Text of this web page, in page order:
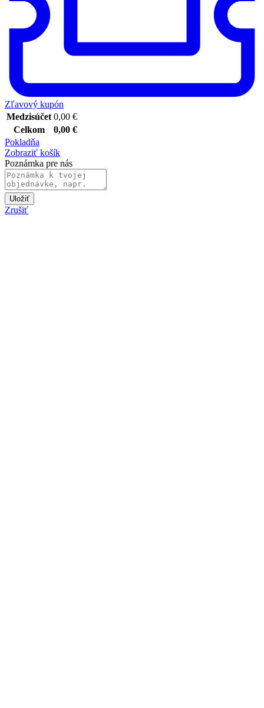
Zľavový kupón
Medzisúčet 0,00 €
Celkom
0,00 €
Pokladňa
Zobraziť košík
Poznámka pre nás
Uložiť
Zrušiť